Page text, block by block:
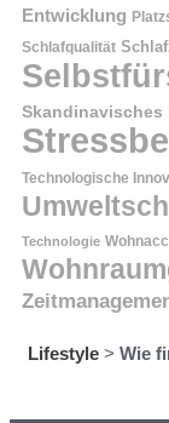
Entwicklung
Schlafqualität
Skandinavisches
Technologische
Technologie
Lifestyle> Wie